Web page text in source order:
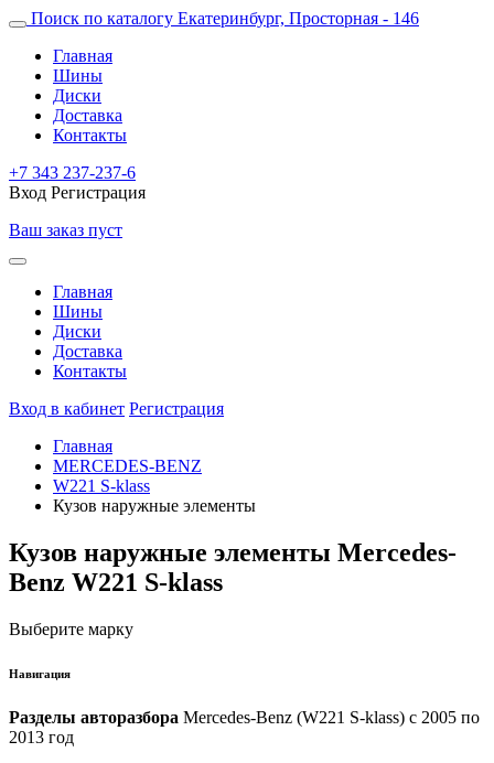
Поиск по каталогу Екатеринбург, Просторная - 146
Главная
Шины
Диски
Доставка
Контакты
+7 343 237-237-6
Вход Регистрация
Ваш заказ пуст
Главная
Шины
Диски
Доставка
Контакты
Вход в кабинет Регистрация
Главная
MERCEDES-BENZ
W221 S-klass
Кузов наружные элементы
Кузов наружные элементы Mercedes-
Benz W221 S-klass
Выберите марку
Навигация
Разделы авторазбора Mercedes-Benz (W221 S-klass) с 2005 по
2013 год